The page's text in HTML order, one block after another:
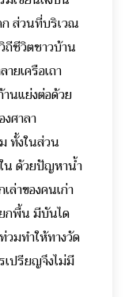
ส่วนที่บริเวณ
ถีชีวิตชาวบ้าน
ยเครือเถา
นแย่งต่อด้วย
ศาลา
ทั้งในส่วน
น ด้วยปัญหาน้ำ
ล่าของคนเก่า
กพื้น มีบันได
มทำให้ทางวัด
ปรียญจึงไม่มี